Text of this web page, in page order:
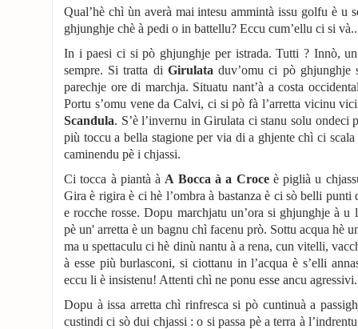
Qual’hè chì ùn averà mai intesu ammintà issu golfu è u
ghjunghje chè à pedi o in battellu? Eccu cum’ellu ci si
In i paesi ci si pò ghjunghje per istrada. Tutti ? Innò, un
sempre. Si tratta di Girulataduv’omu ci pò ghjunghje
parechje ore di marchja. Situatu nant’à a costa
Portu s’omu vene da Calvi, ci si pò fà l’arretta vicinu
Scandula. S’è l’invernu in Girulata ci stanu solu ondeci
più toccu a bella stagione per via di a ghjente chì ci
caminendu pè i chjassi.
Ci tocca à piantà à A Bocca à a Croceè piglià u
Gira è rigira è ci hè l’ombra à bastanza è ci sò belli punti
e rocche rosse. Dopu marchjatu un’ora si ghjunghje à
pè un' arretta è un bagnu chì facenu prò. Sottu acqua hè
ma u spettaculu ci hè dinù nantu à a rena, cun vitelli,
à esse più burlasconi, si ciottanu in l’acqua è s’elli
eccu li è insistenu! Attenti chì ne ponu esse ancu agressivi.
Dopu à issa arretta chì rinfresca si pò cuntinuà a
custindi ci sò dui chjassi : o si passa pè a terra à